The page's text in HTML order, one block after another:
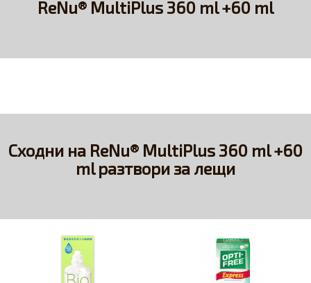
ReNu® MultiPlus 360 ml +60 ml
Сходни на ReNu® MultiPlus 360 ml +60
ml разтвори за лещи